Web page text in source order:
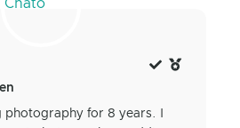
photography for 8 years. I